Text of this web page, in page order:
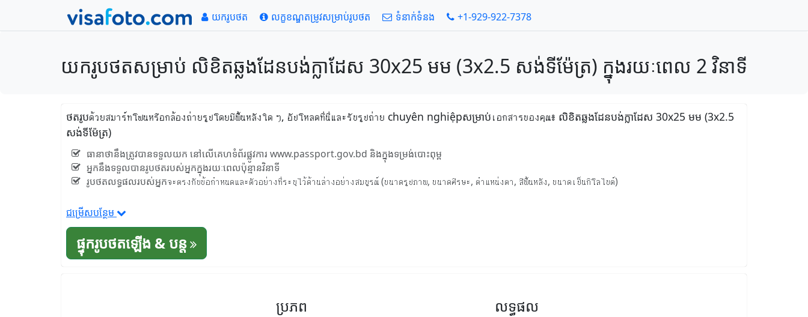
យករូបថត លក្ខខណ្ឌតម្រូវសម្រាប់រូបថត ទំនាក់ទំនង +1-929-922-7378
យករូបថតសម្រាប់ លិខិតឆ្លងដែនបង់ក្លាដែស 30x25 មម (3x2.5 សង់ទីម៉ែត្រ) ក្នុងរយៈពេល 2 វិនាទី
ថតរូបด้วยสมาร์ทโฟนหรือกล้องถ่ายรูปโดยมีพื้นหลังใด ๆ, อัปโหลดที่นี่และรับรูปถ่าย chuyên nghiệpសម្រាប់เอกสารของคุณ៖ លិខិតឆ្លងដែនបង់ក្លាដែស 30x25 មម (3x2.5
សង់ទីម៉ែត្រ)
ធានាថានឹងត្រូវបានទទួលយក នៅលើគេហទំព័រផ្លូវការ www.passport.gov.bd និងក្នុងទម្រង់បោះពុម្ព
អ្នកនឹងទទួលបានរូបថតរបស់អ្នកក្នុងរយៈពេលប៉ុន្មានវិនាទី
រូបថតលទ្ធផលរបស់អ្នកจะตรงกับข้อกำหนดและตัวอย่างที่ระบุไว้ด้านล่างอย่างสมบูรณ์ (ขนาดรูปภาพ, ขนาดศีรษะ, ตำแหน่งตา, สีพื้นหลัง, ขนาดเป็นกิโลไบต์)
ជម្រើសបន្ថែម
ផ្ទុករូបថតឡើង & បន្ត
ប្រភព លទ្ធផល